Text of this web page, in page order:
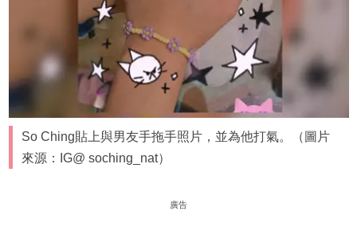
So Ching貼上與男友手拖手照片，並為他打氣。（圖片
來源：IG@ soching_nat）
廣告